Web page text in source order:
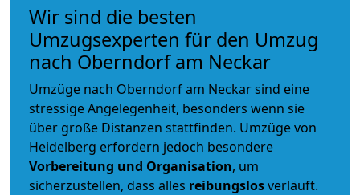
Wir sind die besten
Umzugsexperten für den Umzug
nach Oberndorf am Neckar
Umzüge nach Oberndorf am Neckar sind eine
stressige Angelegenheit, besonders wenn sie
über große Distanzen stattfinden. Umzüge von
Heidelberg erfordern jedoch besondere
Vorbereitung und Organisation, um
sicherzustellen, dass alles reibungslosverläuft.